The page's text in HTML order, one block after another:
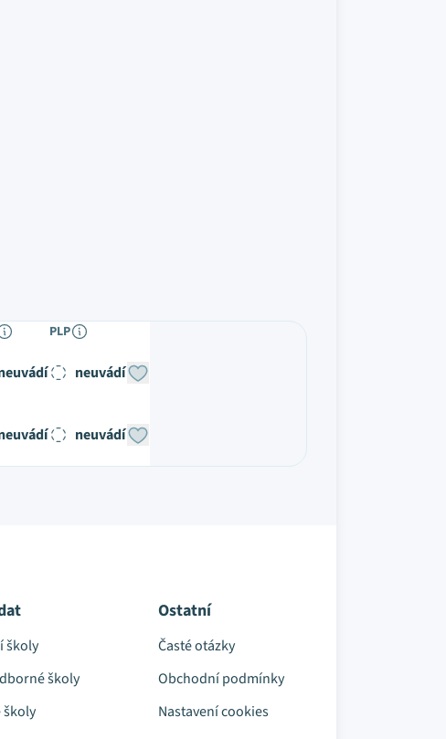
PLP
neuvádí
neuvádí
školy
školy
školy
Ostatní
Časté otázky
Obchodní podmínky
Nastavení cookies